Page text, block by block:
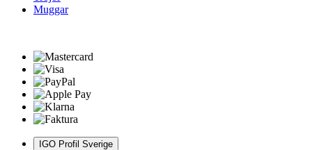
Muggar
IGO Profil Sverige